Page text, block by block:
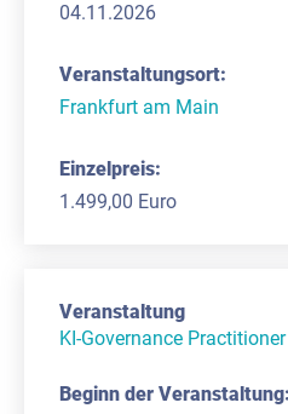
04.11.2026
Frankfurt am Main
1.499,00 Euro
KI-Governance Practitioner